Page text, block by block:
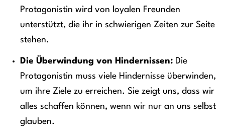
Protagonistin wird von loyalen Freunden
unterstützt, die ihr in schwierigen Zeiten zur Seite
stehen.
Die Überwindung von Hindernissen:Die
Protagonistin muss viele Hindernisse überwinden,
um ihre Ziele zu erreichen. Sie zeigt uns, dass wir
alles schaffen können, wenn wir nur an uns selbst
glauben.